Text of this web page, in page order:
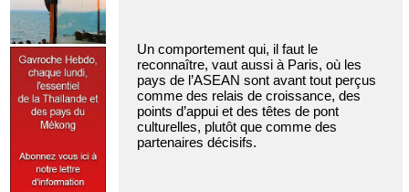
Un comportement qui, il faut le
reconnaître, vaut aussi à Paris, où les
pays de l’ASEAN sont avant tout perçus
comme des relais de croissance, des
points d’appui et des têtes de pont
culturelles, plutôt que comme des
partenaires décisifs.